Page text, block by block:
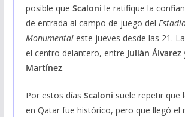
posible que Scaloni le ratifique la
de entrada al campo de juego del
Monumentaleste jueves desde las 21.
el centro delantero, entre Julián Álvarez
Martínez.
Por estos días Scaloni suele repetir que
en Qatar fue histórico, pero que llegó el